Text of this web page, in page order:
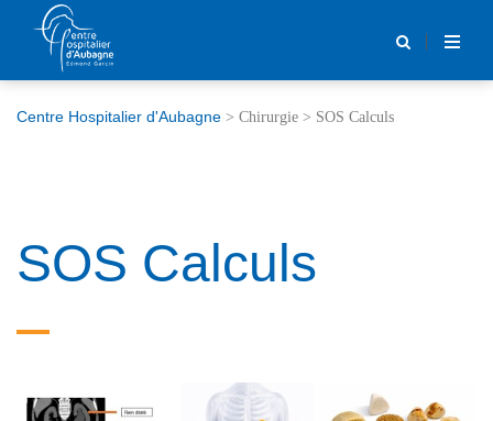
Centre Hospitalier d'Aubagne > Chirurgie > SOS Calculs
SOS Calculs